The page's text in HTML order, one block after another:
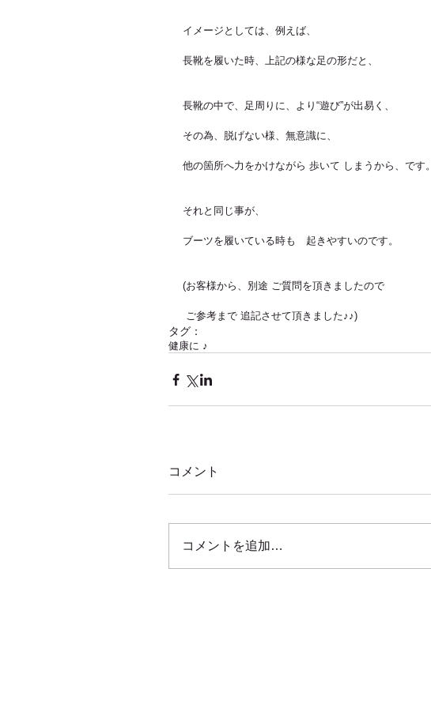
イメージとしては、例えば、
長靴を履いた時、上記の様な足の形だと、
長靴の中で、足周りに、より“遊び”が出易く、
その為、脱げない様、無意識に、
他の箇所へ力をかけながら 歩いて しまうから、です。
それと同じ事が、
ブーツを履いている時も　起きやすいのです。
(お客様から、別途 ご質問を頂きましたので
ご参考まで 追記させて頂きました♪♪)
タグ：
健康に ♪
コメント
コメントを追加…